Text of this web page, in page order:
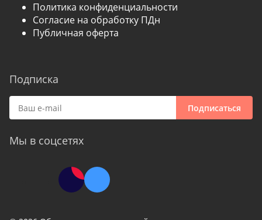
Политика конфиденциальности
Согласие на обработку ПДн
Публичная оферта
Мы в соцсетях
Подписка
Подписаться